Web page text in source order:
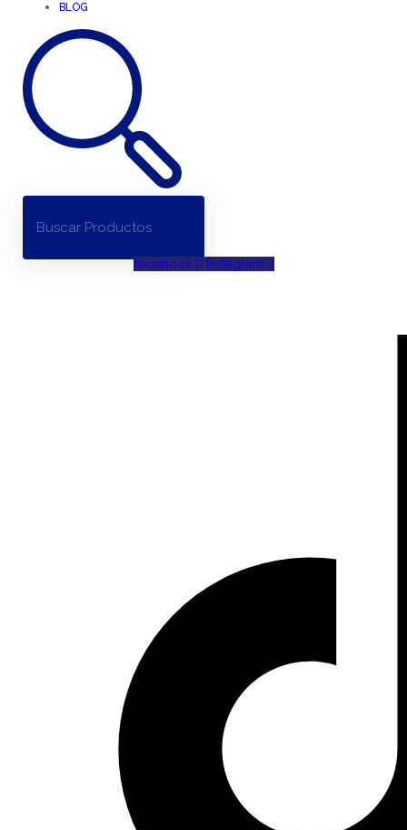
BLOG
Facebook Instagram